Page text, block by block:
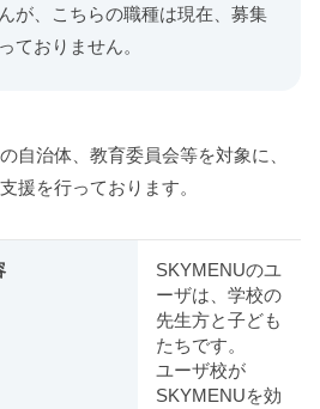
が、こちらの職種は現在、募集
ておりません。
自治体、教育委員会等を対象に、
援を行っております。
SKYMENUのユ
ーザは、学校の
先生方と子ども
たちです。
ユーザ校が
SKYMENUを効